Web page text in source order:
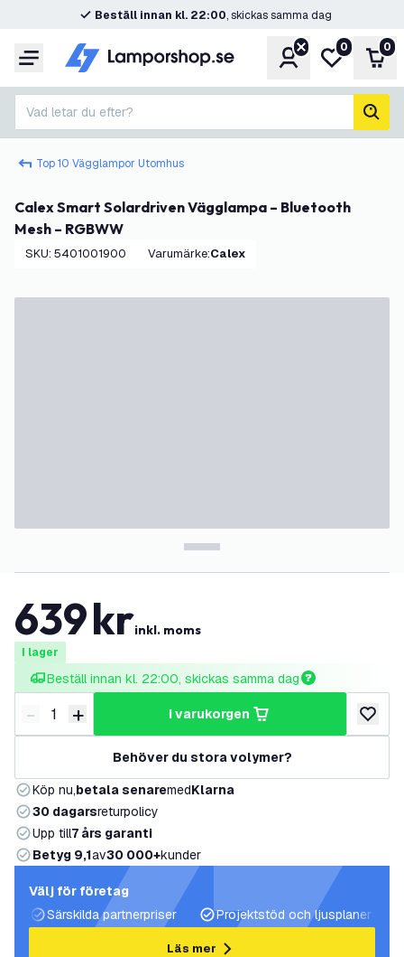
Beställ innan kl. 22:00, skickas samma dag
Meny KontoMin0 0
Vad letar du efter?
sök
Top 10 Vägglampor Utomhus
Calex Smart Solardriven Vägglampa – Bluetooth
Mesh – RGBWW
SKU: 5401001900 Varumärke: Calex
639krinkl. moms
I lager
Beställ innan kl. 22:00, skickas samma dag
Minska antal
- Öka antal
+ i varukorgen
lägg
Behöver du stora volymer?
Köp nu,betala senaremedKlarna
30 dagarsreturpolicy
Upp till7 års garanti
Betyg 9,1av30 000+kunder
Välj för företag
Särskilda partnerpriser
Projektstöd och ljusplaner
Läs mer